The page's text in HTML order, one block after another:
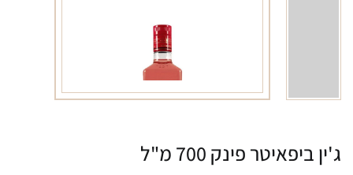
ג'ין ביפאיטר פינק 700 מ"ל